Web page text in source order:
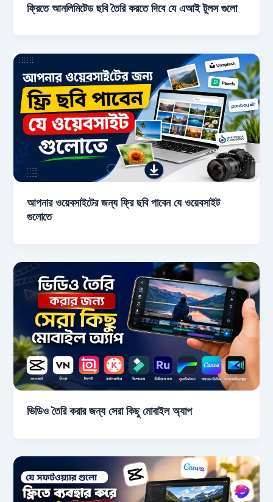
ফ্রিতে আনলিমিটেড ছবি তৈরি করতে দিবে যে এআই টুলস গুলো
আপনার ওয়েবসাইটের জন্য ফ্রি ছবি পাবেন যে ওয়েবসাইট
গুলোতে
ভিডিও তৈরি করার জন্য সেরা কিছু মোবাইল অ্যাপ